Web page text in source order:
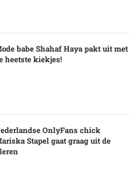
babe Shahaf Haya pakt uit met
heetste kiekjes!
OnlyFans chick
Stapel gaat graag uit de